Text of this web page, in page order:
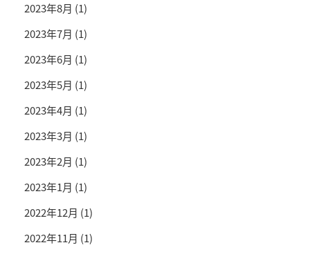
2023年8月 (1)
2023年7月 (1)
2023年6月 (1)
2023年5月 (1)
2023年4月 (1)
2023年3月 (1)
2023年2月 (1)
2023年1月 (1)
2022年12月 (1)
2022年11月 (1)